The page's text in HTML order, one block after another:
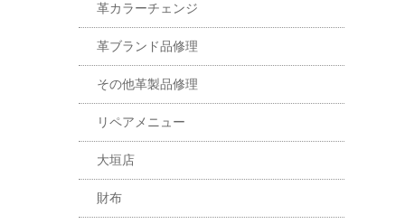
革カラーチェンジ
革ブランド品修理
その他革製品修理
リペアメニュー
大垣店
財布